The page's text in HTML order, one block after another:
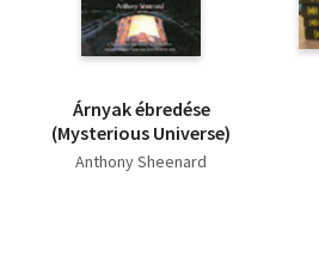
Árnyak ébredése
(Mysterious Universe)
Anthony Sheenard